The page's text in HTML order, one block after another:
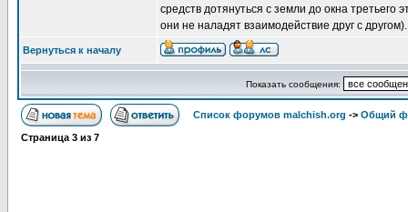
средств дотянуться с земли до окна третьего
они не наладят взаимодействие друг с другом).
Вернуться к началу
Показать сообщения:
Список форумов malchish.org -> Общий
Страница 3 из 7